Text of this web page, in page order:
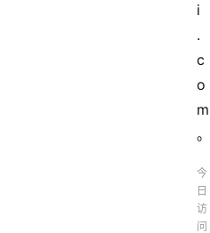
i
.
c
o
m
。
今
日
访
问